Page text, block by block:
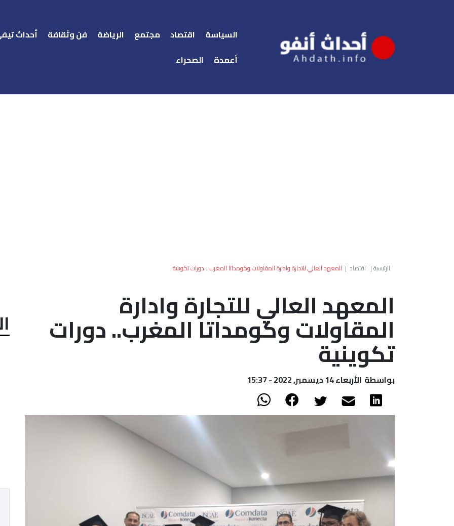
السياسة اقتصاد مجتمع الرياضة فن وثقافة أحداث
أعمدة
الصحراء
الرئيسية| اقتصاد | المعهد العالي للتجارة وادارة المقاولات وكومداتا المغرب.. دورات تكوينية
المعهد العالي للتجارة وادارة
المقاولات وكومداتا المغرب.. دورات
تكوينية
بواسطة الأربعاء 14 ديسمبر, 2022 - 15:37